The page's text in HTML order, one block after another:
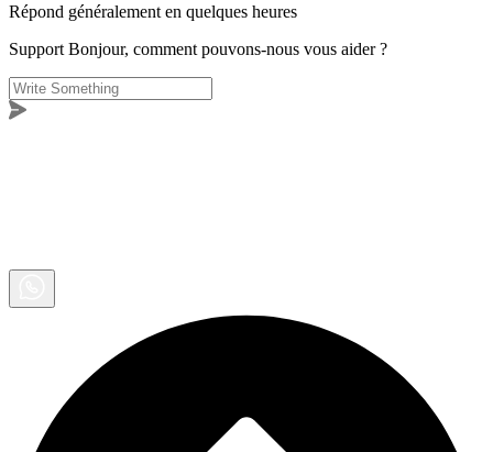
Répond généralement en quelques heures
Support Bonjour, comment pouvons-nous vous aider ?